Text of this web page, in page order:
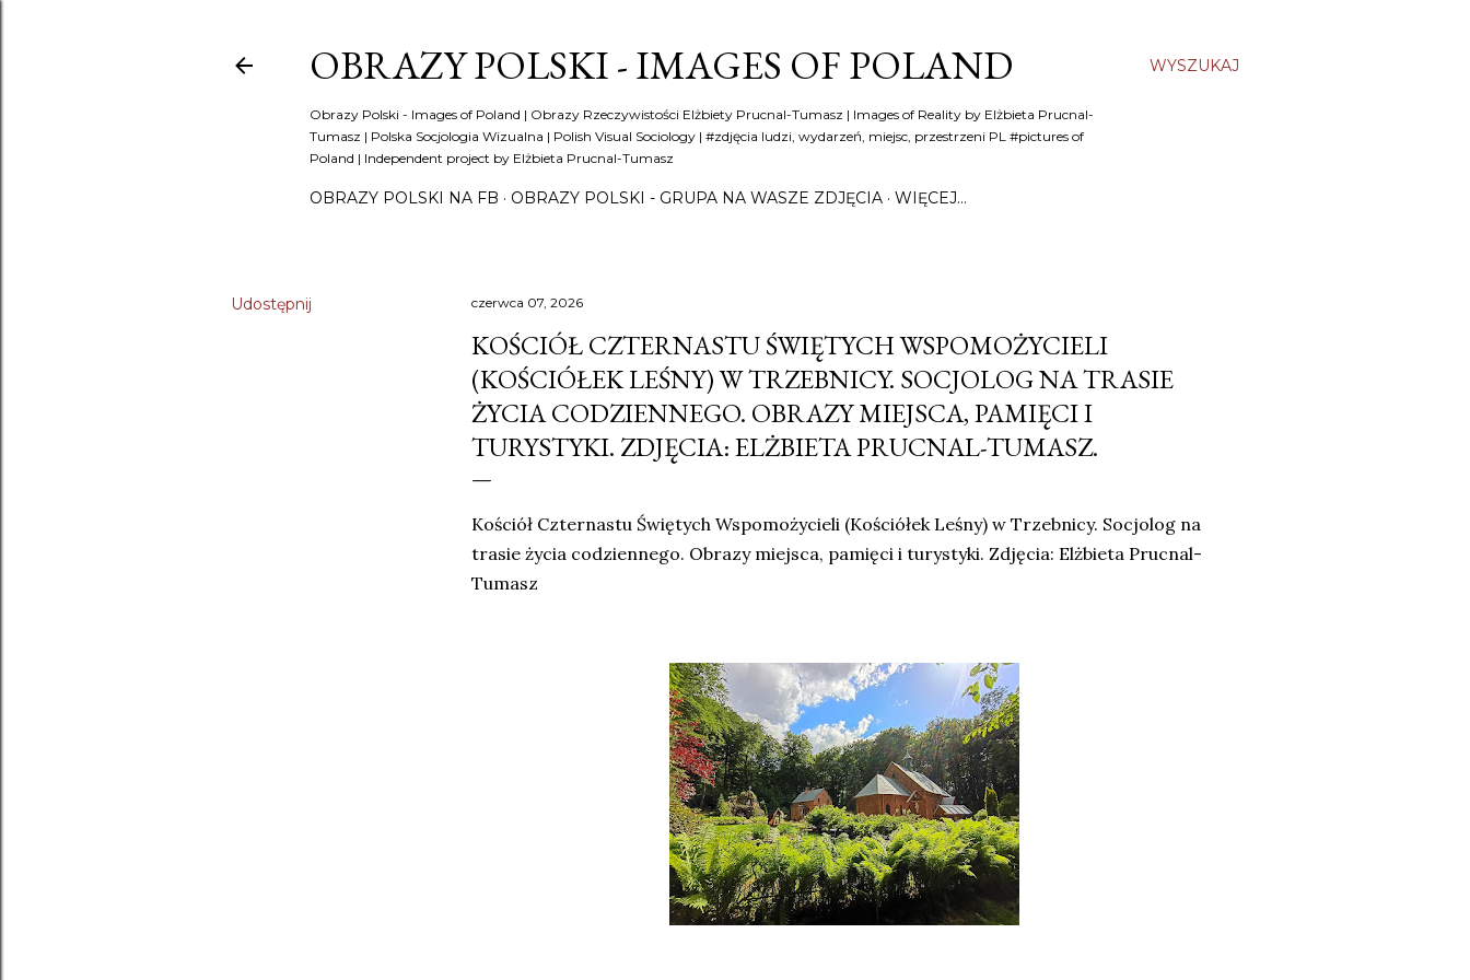
WYSZUKAJ
OBRAZY POLSKI - IMAGES OF POLAND
Obrazy Polski - Images of Poland | Obrazy Rzeczywistości Elżbiety Prucnal-Tumasz | Images of Reality by Elżbieta Prucnal-
Tumasz | Polska Socjologia Wizualna | Polish Visual Sociology | #zdjęcia ludzi, wydarzeń, miejsc, przestrzeni PL #pictures of
Poland | Independent project by Elżbieta Prucnal-Tumasz
OBRAZY POLSKI NA FB OBRAZY POLSKI - GRUPA NA WASZE ZDJĘCIA WIĘCEJ…
Udostępnij czerwca 07, 2026
KOŚCIÓŁ CZTERNASTU ŚWIĘTYCH WSPOMOŻYCIELI
(KOŚCIÓŁEK LEŚNY) W TRZEBNICY. SOCJOLOG NA TRASIE
ŻYCIA CODZIENNEGO. OBRAZY MIEJSCA, PAMIĘCI I
TURYSTYKI. ZDJĘCIA: ELŻBIETA PRUCNAL-TUMASZ.
Kościół Czternastu Świętych Wspomożycieli (Kościółek Leśny) w Trzebnicy. Socjolog na
trasie życia codziennego. Obrazy miejsca, pamięci i turystyki. Zdjęcia: Elżbieta Prucnal-
Tumasz